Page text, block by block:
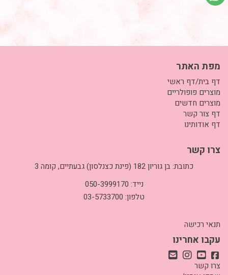
מפת האתר
דף בית/דף ראשי
מוצרים פופולריים
מוצרים חדשים
דף צור קשר
דף אודותינו
צרו קשר
כתובת: בן גוריון 182 (פינת כצנלסון) גבעתיים, קומה 3
נייד: 050-3999170
טלפון: 03-5733700
תנאי רכישה
עקבו אחרינו
צרו קשר